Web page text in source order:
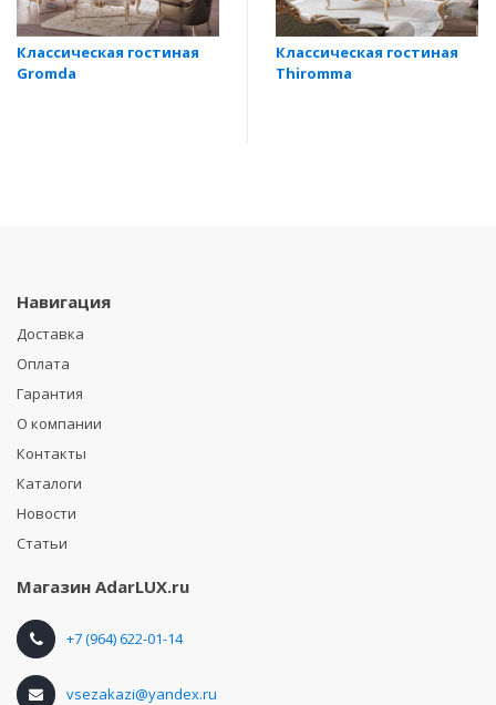
Классическая гостиная
Gromda
Классическая гостиная
Thiromma
Навигация
Доставка
Оплата
Гарантия
О компании
Контакты
Каталоги
Новости
Статьи
Магазин AdarLUX.ru
+7 (964) 622-01-14
vsezakazi@yandex.ru